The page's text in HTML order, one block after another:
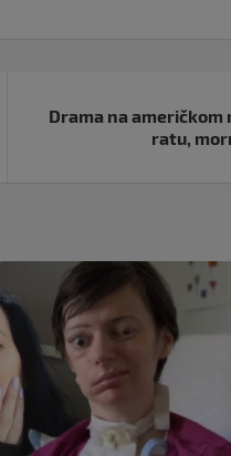
Drama na američkom
ratu,